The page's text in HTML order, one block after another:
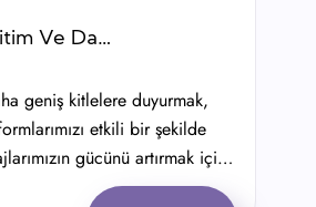
Buldan Eğitim Ve Dayanışma Vakfı
geniş kitlelere duyurmak,
etkili bir şekilde
gücünü artırmak için